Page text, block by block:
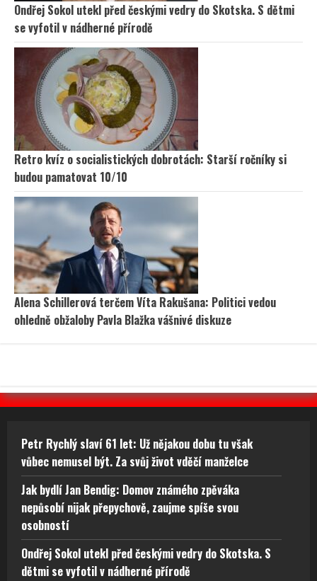
Ondřej Sokol utekl před českými vedry do Skotska. S dětmi
se vyfotil v nádherné přírodě
Retro kvíz o socialistických dobrotách: Starší ročníky si
budou pamatovat 10/10
Alena Schillerová terčem Víta Rakušana: Politici vedou
ohledně obžaloby Pavla Blažka vášnivé diskuze
Petr Rychlý slaví 61 let: Už nějakou dobu tu však
vůbec nemusel být. Za svůj život vděčí manželce
Jak bydlí Jan Bendig: Domov známého zpěváka
nepůsobí nijak přepychově, zaujme spíše svou
osobností
Ondřej Sokol utekl před českými vedry do Skotska. S
dětmi se vyfotil v nádherné přírodě